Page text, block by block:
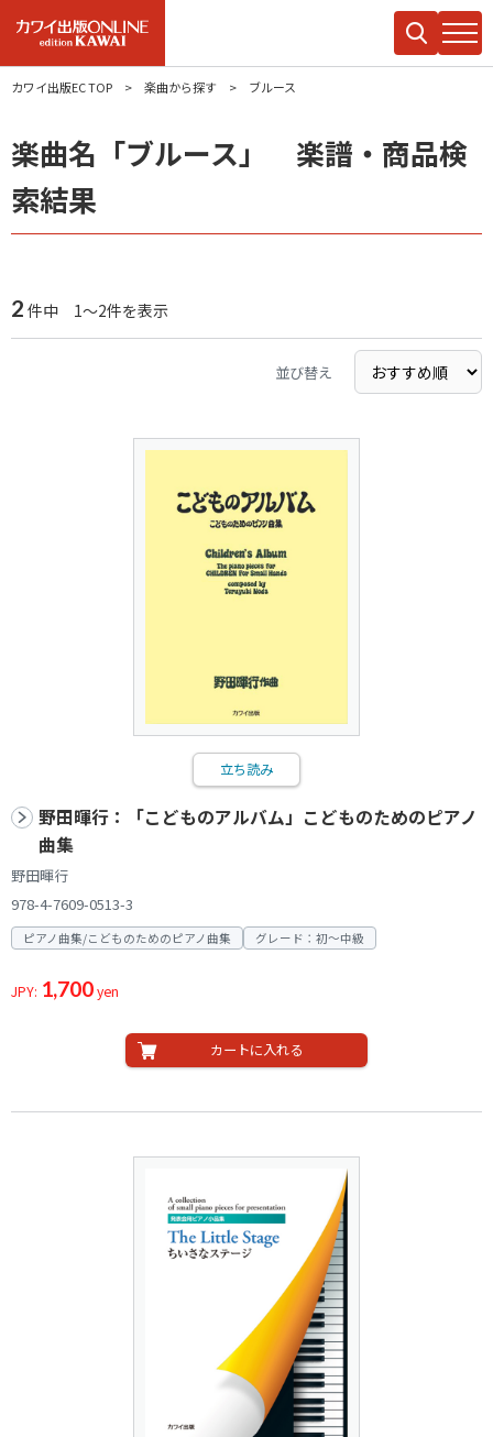
カワイ出版EC TOP 楽曲から探す ブルース
楽曲名「ブルース」 楽譜・商品検
索結果
2 件中 1～2件を表示
並び替え
立ち読み
野田暉行：「こどものアルバム」こどものためのピアノ
曲集
野田暉行
978-4-7609-0513-3
ピアノ曲集/こどものためのピアノ曲集 グレード：初～中級
JPY: 1,700yen
カートに入れる